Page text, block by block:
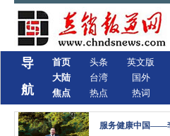
导
航
首页
大陆
焦点
头条
台湾
热点
英文版
国外
热词
服务健康中国——